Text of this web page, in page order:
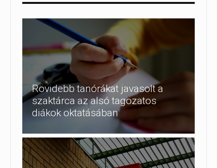
Rövidebb tanórákat javasolt a
szaktárca az alsó tagozatos
diákok oktatásában